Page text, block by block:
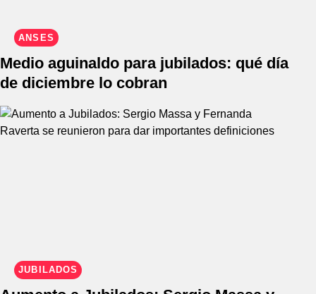
ANSES
Medio aguinaldo para jubilados: qué día
de diciembre lo cobran
JUBILADOS